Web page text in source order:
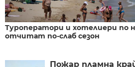
Туроператори и хотелиери по
отчитат по-слаб сезон
Пожар пламна